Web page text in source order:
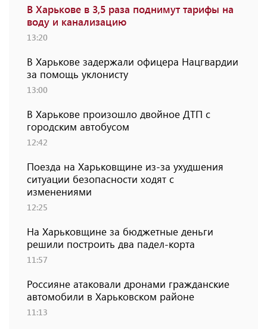
В Харькове в 3,5 раза поднимут тарифы на
воду и канализацию
13:20
В Харькове задержали офицера Нацгвардии
за помощь уклонисту
13:00
В Харькове произошло двойное ДТП с
городским автобусом
12:42
Поезда на Харьковщине из-за ухудшения
ситуации безопасности ходят с
изменениями
12:25
На Харьковщине за бюджетные деньги
решили построить два падел-корта
11:57
Россияне атаковали дронами гражданские
автомобили в Харьковском районе
11:13